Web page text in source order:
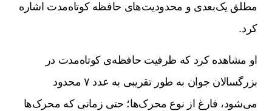
مطلق یک‌بعدی و محدودیت‌های حافظه کوتاه‌مدت اشاره
کرد.
او مشاهده کرد که ظرفیت حافظه‌ی کوتاه‌مدت در
بزرگسالان جوان به طور تقریبی به عدد ۷ محدود
می‌شود، فارغ از نوع محرک‌ها؛ حتی زمانی که محرک‌ها